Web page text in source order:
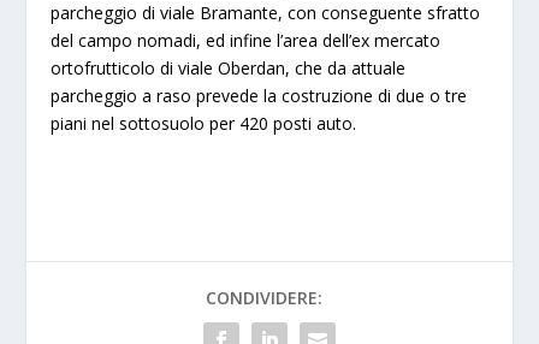
parcheggio di viale Bramante, con conseguente sfratto
del campo nomadi, ed infine l’area dell’ex mercato
ortofrutticolo di viale Oberdan, che da attuale
parcheggio a raso prevede la costruzione di due o tre
piani nel sottosuolo per 420 posti auto.
CONDIVIDERE: